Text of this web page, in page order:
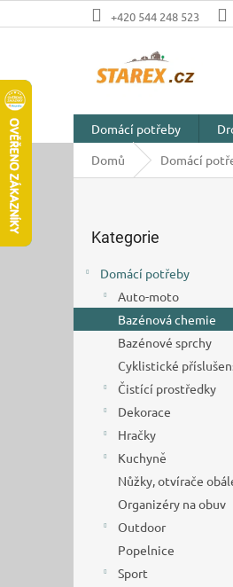
na
+420 544 248 523
Domácí potřeby
Domů
Domácí
n
kategorie
Kategorie
Domácí potřeby
Auto-moto
Bazénová chemie
Bazénové sprchy
Cyklistické
Čistící prostředky
Dekorace
Hračky
Kuchyně
Nůžky, otvírače
Organizéry na obuv
Outdoor
Popelnice
Sport